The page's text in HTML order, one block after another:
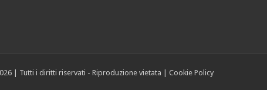
| Tutti i diritti riservati - Riproduzione vietata | Cookie Policy